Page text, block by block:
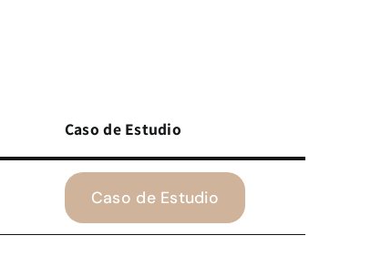
Caso de Estudio
Caso de Estudio